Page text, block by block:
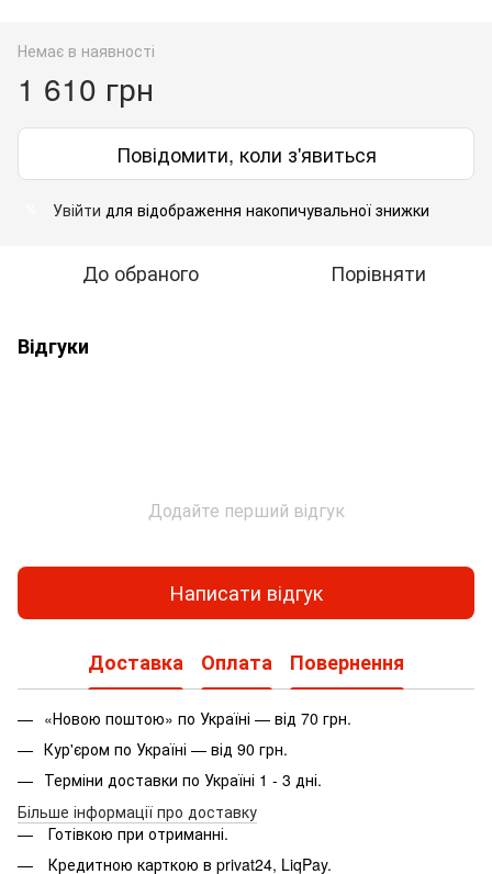
Немає в наявності
1 610 грн
Повідомити, коли з'явиться
Увійти для відображення накопичувальної знижки
До обраного Порівняти
Відгуки
Додайте перший відгук
Написати відгук
Доставка Оплата Повернення
«Новою поштою» по Україні — від 70 грн.
Кур'єром по Україні — від 90 грн.
Терміни доставки по Україні 1 - 3 дні.
Більше інформації про доставку
Готівкою при отриманні.
Кредитною карткою в privat24, LiqPay.